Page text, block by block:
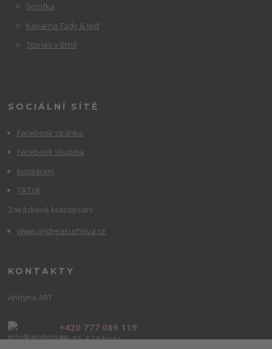
Srcofka
Kavárna Tady & teď
Stories v Brně
SOCIÁLNÍ SÍTĚ
Facebook stránka
Facebook skupina
Instagram
TikTok
Zakázkové krasopsaní
www.andreasuchova.cz
KONTAKTY
Andyna ART
+420 777 089 119
(Po-Pá, 8-16 hod.)